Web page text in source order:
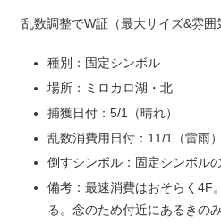
乱数調整でW証（最大サイズ&雰囲
種別：固定シンボル
場所：ミロカロ湖・北
捕獲日付：5/1（晴れ）
乱数消費用日付：11/1（雷雨）
倒すシンボル：固定シンボル
備考：最速消費はおそらく4F
る。念のため付近にあるきの